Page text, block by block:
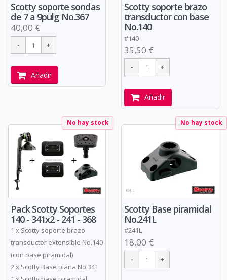
Scotty soporte sondas
de 7 a 9pulg No.367
40,00 €
Añadir
Scotty soporte brazo
transductor con base
No.140
#140
35,50 €
Añadir
No hay stock
Pack Scotty Soportes
140 - 341x2 - 241 - 368
1 x Scotty soporte brazo
transductor extensible No.140
(con base piramidal)
2 x Scotty Base plana No.341
No hay stock
Scotty Base piramidal
No.241L
#241L
18,00 €